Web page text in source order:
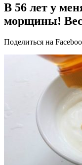
В 56 лет у
морщины!
Поделиться на